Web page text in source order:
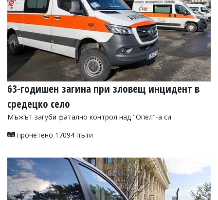
и
редакцията
не
носи
отговорност
за
откриете
обиден
за
вас
коментар,
моля
ни!
63-годишен загина при зловещ инцидент в
средецко село
Мъжът загуби фатално контрол над "Опел"-а си
прочетено 17094 пъти